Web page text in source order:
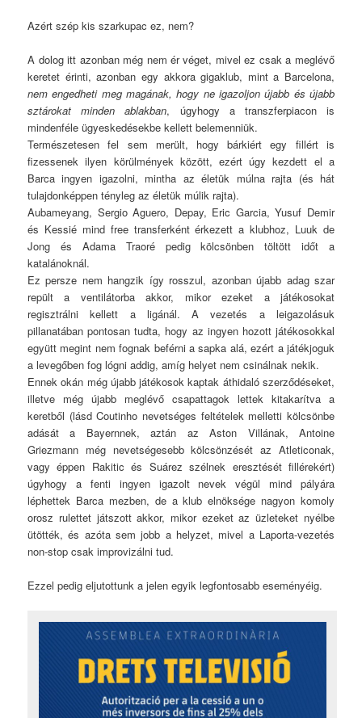
Azért szép kis szarkupac ez, nem?
A dolog itt azonban még nem ér véget, mivel ez csak a meglévő
keretet érinti, azonban egy akkora gigaklub, mint a Barcelona,
nem engedheti meg magának, hogy ne igazoljon újabb és újabb
sztárokat minden ablakban, úgyhogy a transzferpiacon is
mindenféle ügyeskedésekbe kellett belemenniük.
Természetesen fel sem merült, hogy bárkiért egy fillért is
fizessenek ilyen körülmények között, ezért úgy kezdett el a
Barca ingyen igazolni, mintha az életük múlna rajta (és hát
tulajdonképpen tényleg az életük múlik rajta).
Aubameyang, Sergio Aguero, Depay, Eric Garcia, Yusuf Demir
és Kessié mind free transferként érkezett a klubhoz, Luuk de
Jong és Adama Traoré pedig kölcsönben töltött időt a
katalánoknál.
Ez persze nem hangzik így rosszul, azonban újabb adag szar
repült a ventilátorba akkor, mikor ezeket a játékosokat
regisztrálni kellett a ligánál. A vezetés a leigazolásuk
pillanatában pontosan tudta, hogy az ingyen hozott játékosokkal
együtt megint nem fognak beférni a sapka alá, ezért a játékjoguk
a levegőben fog lógni addig, amíg helyet nem csinálnak nekik.
Ennek okán még újabb játékosok kaptak áthidaló szerződéseket,
illetve még újabb meglévő csapattagok lettek kitakarítva a
keretből (lásd Coutinho nevetséges feltételek melletti kölcsönbe
adását a Bayernnek, aztán az Aston Villának, Antoine
Griezmann még nevetségesebb kölcsönzését az Atleticonak,
vagy éppen Rakitic és Suárez szélnek eresztését fillérekért)
úgyhogy a fenti ingyen igazolt nevek végül mind pályára
léphettek Barca mezben, de a klub elnöksége nagyon komoly
orosz rulettet játszott akkor, mikor ezeket az üzleteket nyélbe
ütötték, és azóta sem jobb a helyzet, mivel a Laporta-vezetés
non-stop csak improvizálni tud.
Ezzel pedig eljutottunk a jelen egyik legfontosabb eseményéig.